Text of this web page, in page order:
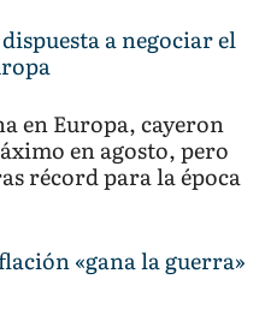
a negociar el
en Europa, cayeron
en agosto, pero
récord para la época
«gana la guerra»